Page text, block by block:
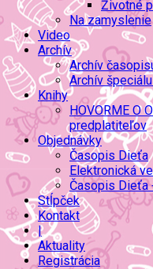
Životné
Na zamyslenie
Video
Archív
Archív
Archív
Knihy
HOVORME O
predplatiteľov
Objednávky
Časopis Dieťa
Elektronická
Časopis Dieťa
Stĺpček
Kontakt
|
Aktuality
Registrácia